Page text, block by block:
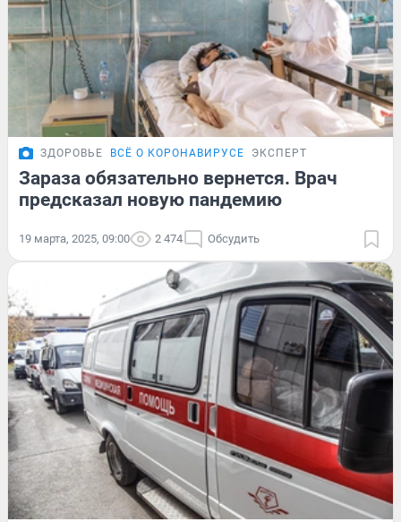
ЗДОРОВЬЕ ВСЁ О КОРОНАВИРУСЕ ЭКСПЕРТ
Зараза обязательно вернется. Врач
предсказал новую пандемию
19 марта, 2025, 09:00 2 474 Обсудить